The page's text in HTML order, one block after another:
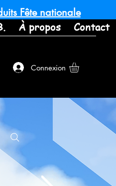
Fête nationale
Connexion
À propos Contact